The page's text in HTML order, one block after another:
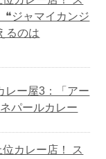
ジャマイカンジ
るのは
レー屋3：「アー
パールカレー
カレー店！ ス